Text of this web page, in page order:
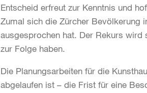
Entscheid erfreut zur Kenntnis und
Zumal sich die Zürcher Bevölkerung
ausgesprochen hat. Der Rekurs wird
zur Folge haben.
Die Planungsarbeiten für die
abgelaufen ist – die Frist für eine